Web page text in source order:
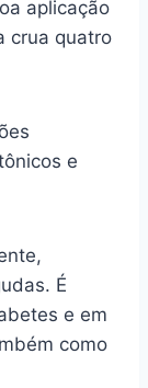
aplicação
crua quatro
e
É
e em
como